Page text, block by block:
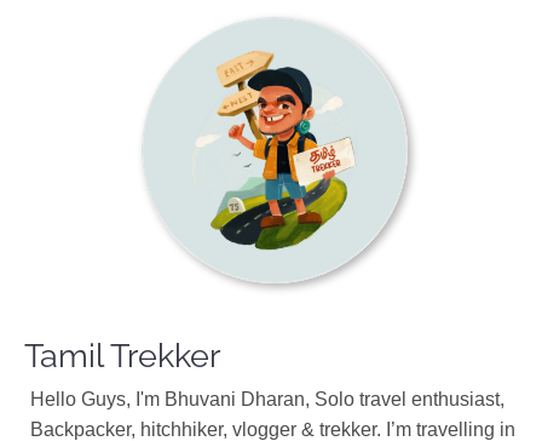
Tamil Trekker
Hello Guys, I'm Bhuvani Dharan, Solo travel enthusiast,
Backpacker, hitchhiker, vlogger & trekker. I’m travelling in